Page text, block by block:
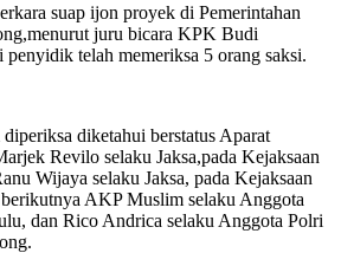
suap ijon proyek di Pemerintahan
juru bicara KPK Budi
penyidik telah memeriksa 5 orang saksi.
diketahui berstatus Aparat
Revilo selaku Jaksa,pada Kejaksaan
Wijaya selaku Jaksa, pada Kejaksaan
AKP Muslim selaku Anggota
dan Rico Andrica selaku Anggota Polri